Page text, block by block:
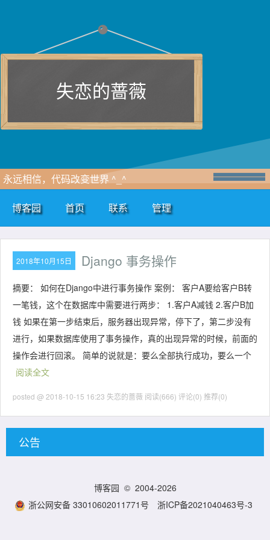
失恋的蔷薇
永远相信，代码改变世界 ^_^
博客园 首页 联系 管理
2018年10月15日 Django 事务操作
摘要： 如何在Django中进行事务操作 案例： 客户A要给客户B转
一笔钱，这个在数据库中需要进行两步： 1.客户A减钱 2.客户B加
钱 如果在第一步结束后，服务器出现异常，停下了，第二步没有
进行，如果数据库使用了事务操作，真的出现异常的时候，前面的
操作会进行回滚。 简单的说就是：要么全部执行成功，要么一个
阅读全文
posted @ 2018-10-15 16:23 失恋的蔷薇 阅读(666) 评论(0) 推荐(0)
公告
博客园 © 2004-2026
浙公网安备 33010602011771号
浙ICP备2021040463号-3